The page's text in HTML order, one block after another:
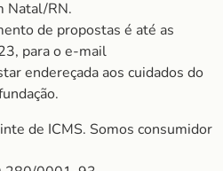
Natal/RN.
de propostas é até as
para o e-mail
endereçada aos cuidados do
de ICMS. Somos consumidor